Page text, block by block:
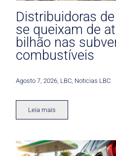
Distribuidoras
se queixam de
bilhão nas
combustíveis
Agosto 7, 2026 LBC Noticias LBC
Leia mais